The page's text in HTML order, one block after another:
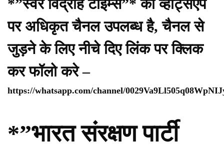
*”स्वर विद्रोह टाइम्स”* का व्हाट्सएप
पर अधिकृत चैनल उपलब्ध है, चैनल से
जुड़ने के लिए नीचे दिए लिंक पर क्लिक
कर फॉलो करे –
https://whatsapp.com/channel/
*”भारत संरक्षण पार्टी